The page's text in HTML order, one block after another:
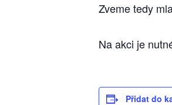
Zveme tedy
Na akci je
Přidat do